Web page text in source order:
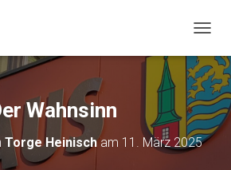
A
V
I
G
A
T
I
Wahnsinn
Torge Heinischam 11. März 2025